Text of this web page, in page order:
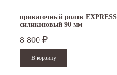
прикаточный ролик EXPRESS
силиконовый 90 мм
8 800 ₽